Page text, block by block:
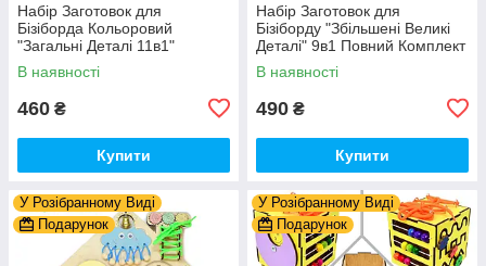
Набір Заготовок для
Бізіборда Кольоровий
"Загальні Деталі 11в1"
Базовий Комплект (+Клей,
Шурупи) Набiр Заготівель
В наявності
460 ₴
Купити
Набір Заготовок для
Бізіборду "Збільшені Великі
Деталі" 9в1 Повний Комплект
+ Всі Кріплення
В наявності
490 ₴
Купити
У Розібранному Виді
Подарунок
У Розібранному Виді
Подарунок